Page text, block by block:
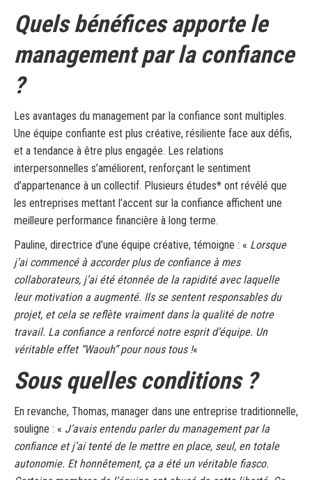
Quels bénéfices apporte le
management par la confiance
?
Les avantages du management par la confiance sont multiples.
Une équipe confiante est plus créative, résiliente face aux défis,
et a tendance à être plus engagée. Les relations
interpersonnelles s’améliorent, renforçant le sentiment
d’appartenance à un collectif. Plusieurs études* ont révélé que
les entreprises mettant l’accent sur la confiance affichent une
meilleure performance financière à long terme.
Pauline, directrice d’une équipe créative, témoigne : « Lorsque
j’ai commencé à accorder plus de confiance à mes
collaborateurs, j’ai été étonnée de la rapidité avec laquelle
leur motivation a augmenté. Ils se sentent responsables du
projet, et cela se reflète vraiment dans la qualité de notre
travail. La confiance a renforcé notre esprit d’équipe. Un
véritable effet “Waouh” pour nous tous !«
Sous quelles conditions ?
En revanche, Thomas, manager dans une entreprise traditionnelle,
souligne : « J’avais entendu parler du management par la
confiance et j’ai tenté de le mettre en place, seul, en totale
autonomie. Et honnêtement, ça a été un véritable fiasco.